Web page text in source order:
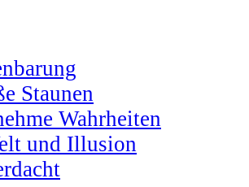
Staunen
Wahrheiten
und Illusion